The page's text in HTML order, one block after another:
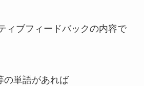
ィブフィードバックの内容で
の単語があれば